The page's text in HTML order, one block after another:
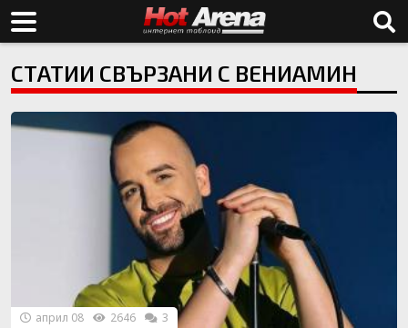
СТАТИИ СВЪРЗАНИ С ВЕНИАМИН
април 08 2646 3